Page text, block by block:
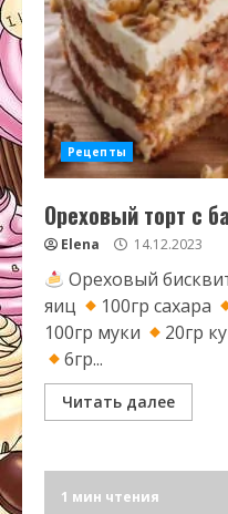
Рецепты
Ореховый торт с
Elena 14.12.2023
Ореховый
яиц
100гр сахара
100гр муки
20гр
6гр...
Читать далее
1 мин чтения